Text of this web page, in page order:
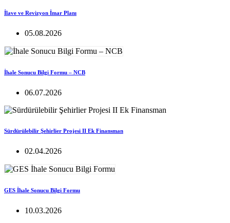
İlave ve Revizyon İmar Planı
05.08.2026
İhale Sonucu Bilgi Formu – NCB
06.07.2026
Sürdürülebilir Şehirlier Projesi II Ek Finansman
02.04.2026
GES İhale Sonucu Bilgi Formu
10.03.2026